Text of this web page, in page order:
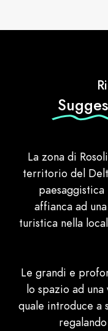
La zona di
territorio del
affianca ad
turistica nella
Le grandi e
lo spazio ad
quale introduce a